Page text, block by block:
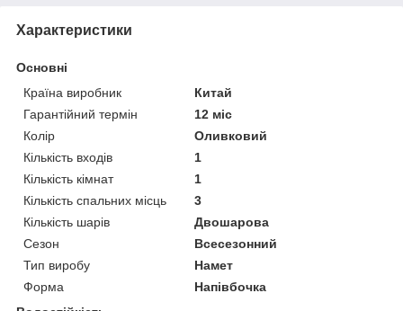
Характеристики
Основні
Країна виробник
Китай
Гарантійний термін
12 міс
Колір
Оливковий
Кількість входів
1
Кількість кімнат
1
Кількість спальних місць
3
Кількість шарів
Двошарова
Сезон
Всесезонний
Тип виробу
Намет
Форма
Напівбочка